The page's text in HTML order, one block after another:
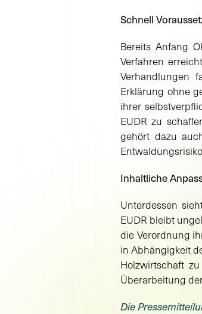
Schnell
Bereits Anfang
Verfahren
Verhandlungen
Erklärung ohne
ihrer
EUDR zu
gehört dazu
Inhaltliche
Unterdessen
EUDR bleibt
die Verordnung
in Abhängigkeit
Holzwirtschaft
Überarbeitung
Die